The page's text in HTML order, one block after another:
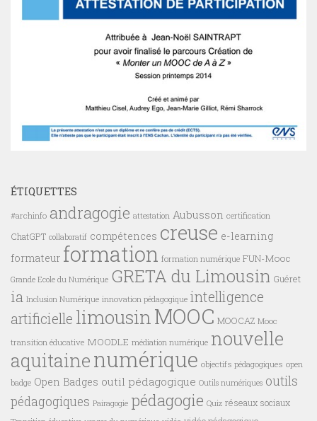
ÉTIQUETTES
#archinfo andragogie attestation Aubusson certification
ChatGPT collaboratif compétences creuse e-learning
formateur formation formation numérique FUN-Mooc
Grande Ecole du Numérique GRETA du Limousin Guéret
ia Inclusion Numérique innovation pédagogique intelligence
artificielle limousin MOOC MOOCAZ Mooc
transition éducative MOODLE médiation numérique nouvelle
aquitainenumérique objectifs pédagogiques open
badge Open Badges outil pédagogique Outils numériques outils
pédagogiques Pairagogie pédagogie Quiz réseaux sociaux